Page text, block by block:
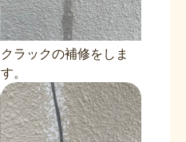
クラックの補修をしま
す。